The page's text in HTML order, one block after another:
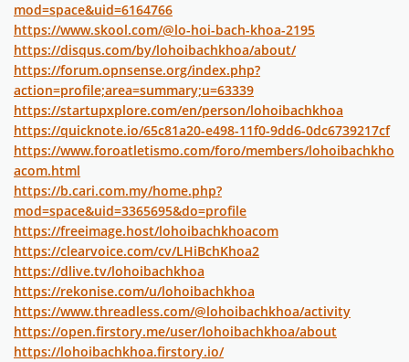
mod=space&uid=6164766
https://www.skool.com/@lo-hoi-bach-khoa-2195
https://disqus.com/by/lohoibachkhoa/about/
https://forum.opnsense.org/index.php?
action=profile;area=summary;u=63339
https://startupxplore.com/en/person/lohoibachkhoa
https://quicknote.io/65c81a20-e498-11f0-9dd6-0dc6739217cf
https://www.foroatletismo.com/foro/members/lohoibachkho
acom.html
https://b.cari.com.my/home.php?
mod=space&uid=3365695&do=profile
https://freeimage.host/lohoibachkhoacom
https://clearvoice.com/cv/LHiBchKhoa2
https://dlive.tv/lohoibachkhoa
https://rekonise.com/u/lohoibachkhoa
https://www.threadless.com/@lohoibachkhoa/activity
https://open.firstory.me/user/lohoibachkhoa/about
https://lohoibachkhoa.firstory.io/